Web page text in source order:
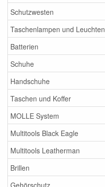
Schutzwesten
Taschenlampen und Leuchten
Batterien
Schuhe
Handschuhe
Taschen und Koffer
MOLLE System
Multitools Black Eagle
Multitools Leatherman
Brillen
Gehörschutz